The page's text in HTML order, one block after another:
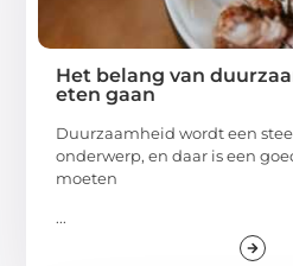
Het belang van
eten gaan
Duurzaamheid wordt een
onderwerp, en daar is een
moeten
...